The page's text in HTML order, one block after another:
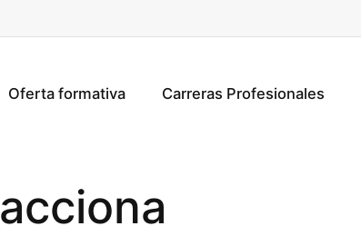
Oferta formativa Carreras Profesionales
acciona